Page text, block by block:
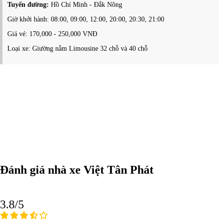
Tuyến đường: Hồ Chí Minh - Đắk Nông
Giờ khởi hành: 08:00, 09:00, 12:00, 20:00, 20:30, 21:00
Giá vé: 170,000 - 250,000 VNĐ
Loại xe: Giường nằm Limousine 32 chỗ và 40 chỗ
Đánh giá nhà xe Việt Tân Phát
3.8/5